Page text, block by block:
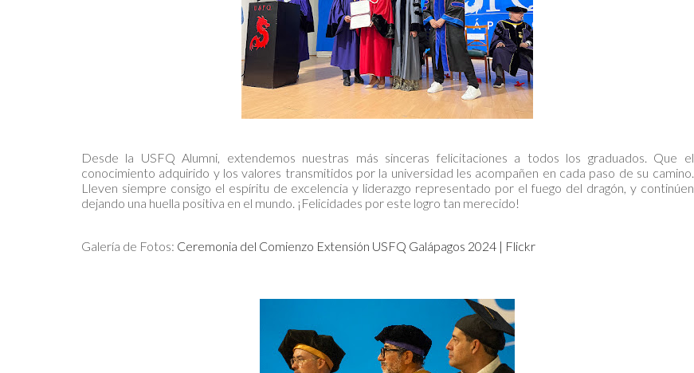
Desde la USFQ Alumni, extendemos nuestras más sinceras felicitaciones a todos los graduados. Que el
conocimiento adquirido y los valores transmitidos por la universidad les acompañen en cada paso de su camino.
Lleven siempre consigo el espíritu de excelencia y liderazgo representado por el fuego del dragón, y continúen
dejando una huella positiva en el mundo. ¡Felicidades por este logro tan merecido!
Galería de Fotos: Ceremonia del Comienzo Extensión USFQ Galápagos 2024 | Flickr